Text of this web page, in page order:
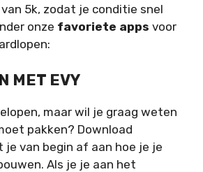
5k, zodat je conditie snel
onze favoriete apps voor
MET EVY
maar wil je graag weten
pakken? Download
je van begin af aan hoe je je
Als je je aan het